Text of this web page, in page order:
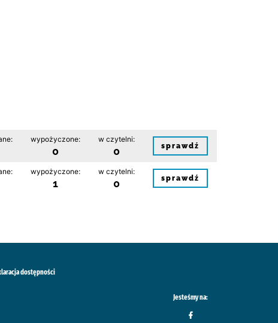
wypożyczone:
0
w czytelni:
0 sprawdź
wypożyczone:
1
w czytelni:
0 sprawdź
dostępności
Jesteśmy na: